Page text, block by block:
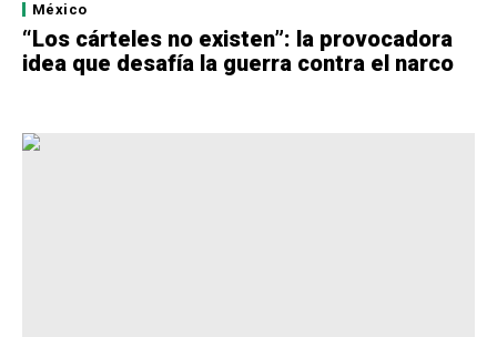
México
“Los cárteles no existen”: la provocadora
idea que desafía la guerra contra el narco